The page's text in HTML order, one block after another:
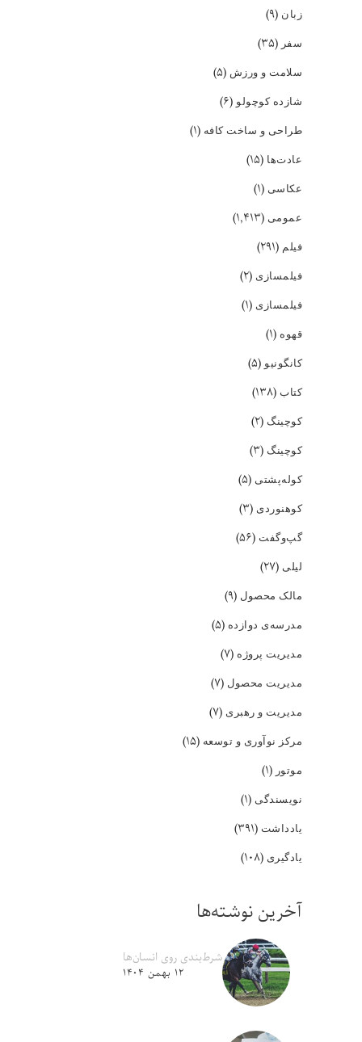
زبان (۹)
سفر(۳۵)
سلامت و ورزش (۵)
شازده کوچولو(۶)
طراحی و ساخت کافه (۱)
عادت‌ها (۱۵)
عکاسی (۱)
عمومی (۱,۴۱۳)
فیلم (۲۹۱)
فیلمسازی (۲)
فیلمسازی (۱)
قهوه (۱)
کانگونیو(۵)
کتاب (۱۳۸)
کوچینگ (۲)
کوچینگ (۳)
کوله‌پشتی (۵)
کوهنوردی (۳)
گپ‌و‌گفت (۵۶)
لیلی (۲۷)
مالک محصول (۹)
مدرسه‌ی دوازده (۵)
مدیریت پروژه (۷)
مدیریت محصول (۷)
مدیریت و رهبری (۷)
مرکز نوآوری و توسعه (۱۵)
موتور(۱)
نویسندگی (۱)
یادداشت (۳۹۱)
یادگیری (۱۰۸)
آخرین نوشته‌ها
شرط‌بندی روی انسان‌ها
۱۲ بهمن ۱۴۰۴